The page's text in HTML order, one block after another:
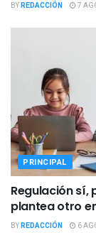
BYREDACCIÓN 7
PRINCIPAL
Regulación sí,
plantea otro
BYREDACCIÓN 6